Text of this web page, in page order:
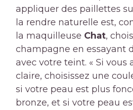
appliquer des paillettes
la rendre naturelle est,
la maquilleuse Chat,
champagne en essayant
avec votre teint. « Si vous
claire, choisissez une
si votre peau est plus
bronze, et si votre peau